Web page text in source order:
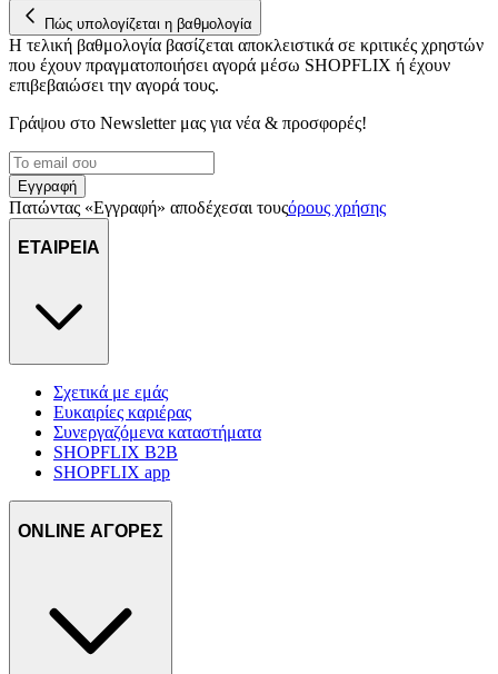
Πώς υπολογίζεται η βαθμολογία
Η τελική βαθμολογία βασίζεται αποκλειστικά σε κριτικές χρηστών
που έχουν πραγματοποιήσει αγορά μέσω SHOPFLIX ή έχουν
επιβεβαιώσει την αγορά τους.
Γράψου στο Νewsletter μας για νέα & προσφορές!
Εγγραφή
Πατώντας «Εγγραφή» αποδέχεσαι τουςόρους χρήσης
ΕΤΑΙΡΕΙΑ
Σχετικά με εμάς
Ευκαιρίες καριέρας
Συνεργαζόμενα καταστήματα
SHOPFLIX B2B
SHOPFLIX app
ONLINE ΑΓΟΡΕΣ